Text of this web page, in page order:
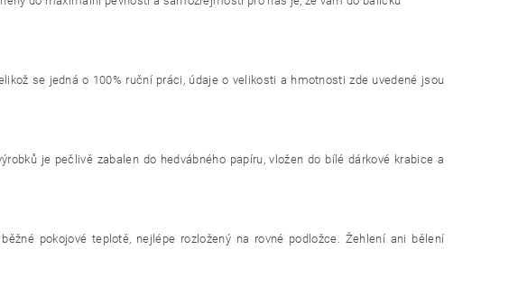
se jedná o 100% ruční práci, údaje o velikosti a hmotnosti zde uvedené jsou
je pečlivě zabalen do hedvábného papíru, vložen do bílé dárkové krabice a
pokojové teplotě, nejlépe rozložený na rovné podložce. Žehlení ani bělení